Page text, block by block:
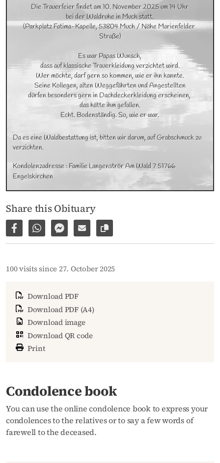
Die Trauerfeier findet am 10. November 2025 um 14 Uhr
bei der Waldruhe in Much statt.
(Parkplatz Fatima-Kapelle, 53804 Much / Nähe Marienfelder
Straße)
Es war Papas Wunsch,
dass auf klassische Trauerkleidung verzichtet wird.
Wer möchte, darf gern so kommen, wie er ihn kannte.
Seine Kollegen, alten Weggefährten und Angestellten
dürfen besonders gern in Dachdeckerkleidung erscheinen,
das hätte ihm gefallen.
Echt. Bodenständig. So, wie er war.
Da es eine Waldbestattung ist, bitten wir darum, auf Grabschmuck zu
verzichten.
Kondolenzadresse : Familie Langenströr Am Wald 7 51766
Engelskirchen
Share this Obituary
Share on Facebook
Share via WhatsApp
Share via Facebook Messenger
Share via E-Mail
Copy link to page
100 visits since 27. October 2025
Download PDF
Download PDF (A4)
Download image
Download QR code
Print
Condolence book
You can use the online condolence book to express your
condolences to the relatives or to say a few words of
farewell to the deceased.